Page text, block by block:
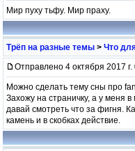
Мир пуху тьфу. Мир праху.
Трёп на разные темы > Что
Отправлено 4 октября 2017 г.
Можно сделать тему сны про
Захожу на страничку, а у меня
давай смотреть что за фигня.
камень и в скобках действие.